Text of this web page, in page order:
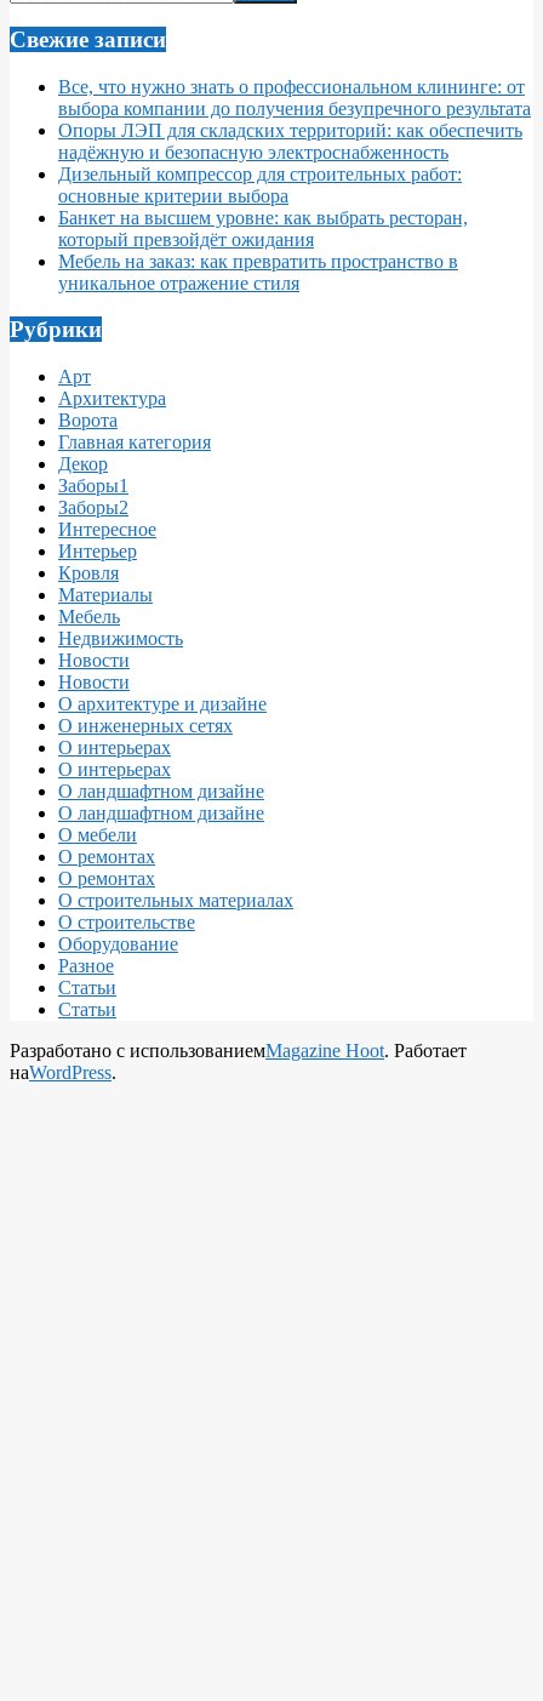
Свежие записи
Все, что нужно знать о профессиональном клининге: от
выбора компании до получения безупречного результата
Опоры ЛЭП для складских территорий: как обеспечить
надёжную и безопасную электроснабженность
Дизельный компрессор для строительных работ:
основные критерии выбора
Банкет на высшем уровне: как выбрать ресторан,
который превзойдёт ожидания
Мебель на заказ: как превратить пространство в
уникальное отражение стиля
Рубрики
Арт
Архитектура
Ворота
Главная категория
Декор
Заборы1
Заборы2
Интересное
Интерьер
Кровля
Материалы
Мебель
Недвижимость
Новости
Новости
О архитектуре и дизайне
О инженерных сетях
О интерьерах
О интерьерах
О ландшафтном дизайне
О ландшафтном дизайне
О мебели
О ремонтах
О ремонтах
О строительных материалах
О строительстве
Оборудование
Разное
Статьи
Статьи
Разработано с использованиемMagazine Hoot. Работает
наWordPress.